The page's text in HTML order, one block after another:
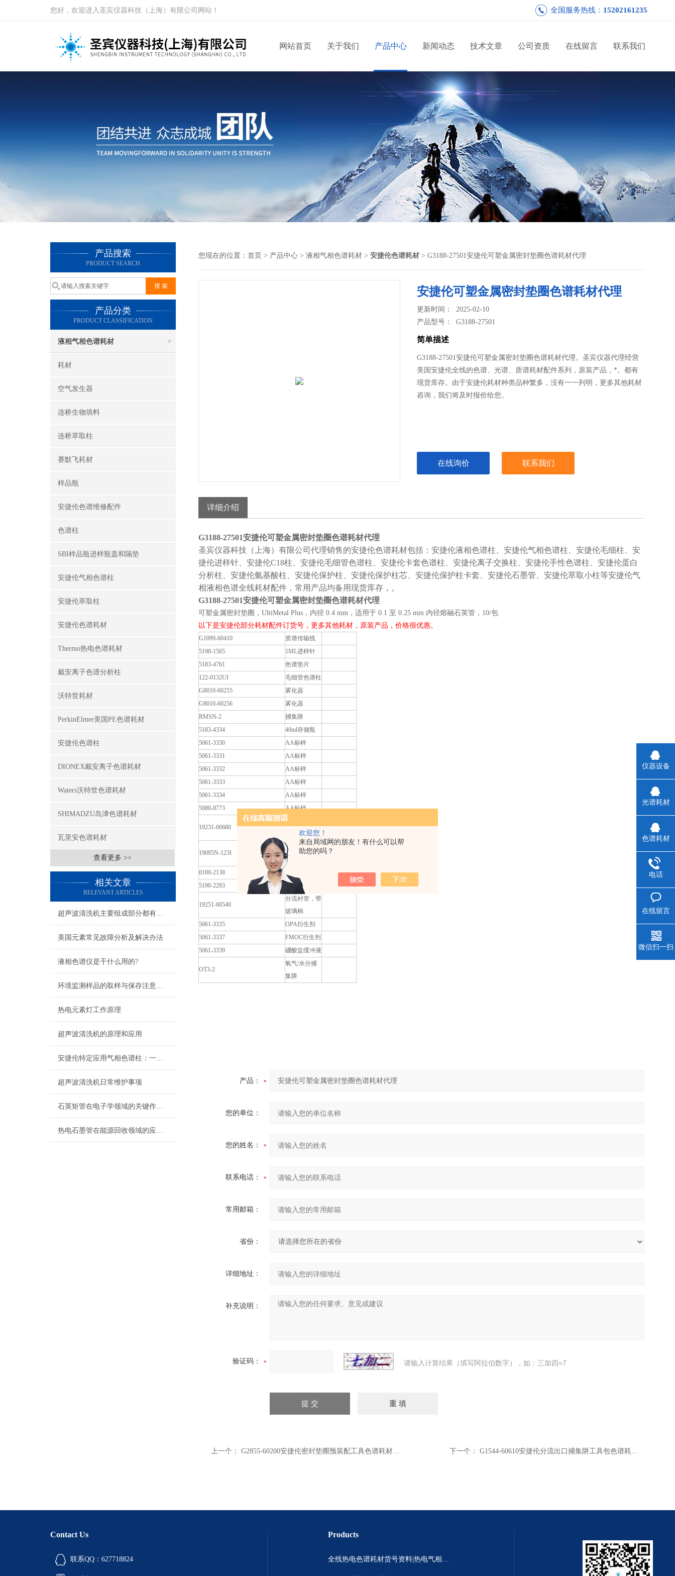
欢迎您！
来自局域网的朋友！有什么可以帮
助您的吗？
您好，欢迎进入圣宾仪器科技（上海）有限公司网站！ 全国服务热线： 15202161235
网站首页 关于我们 产品中心 新闻动态 技术文章 公司资质 在线留言 联系我们
产品搜索
PRODUCT SEARCH
产品分类
PRODUCT CLASSIFICATION
液相气相色谱耗材
耗材
空气发生器
连桥生物填料
连桥萃取柱
赛默飞耗材
样品瓶
安捷伦色谱维修配件
色谱柱
SBI样品瓶进样瓶盖和隔垫
安捷伦气相色谱柱
安捷伦萃取柱
安捷伦色谱耗材
Thermo热电色谱耗材
戴安离子色谱分析柱
沃特世耗材
PerkinElmer美国PE色谱耗材
安捷伦色谱柱
DIONEX戴安离子色谱耗材
Waters沃特世色谱耗材
SHIMADZU岛津色谱耗材
瓦里安色谱耗材
查看更多 >>
相关文章
RELEVANT ARTICLES
超声波清洗机主要组成部分都有哪些？
美国元素常见故障分析及解决办法
液相色谱仪是干什么用的?
环境监测样品的取样与保存注意事项（一）
热电元素灯工作原理
超声波清洗机的原理和应用
安捷伦特定应用气相色谱柱：一站式解决复杂分析难题
超声波清洗机日常维护事项
石英矩管在电子学领域的关键作用与应用
热电石墨管在能源回收领域的应用与实践
您现在的位置： 首页 > 产品中心 > 液相气相色谱耗材 > 安捷伦色谱耗材 > G3188-27501安捷伦可塑金属密封垫圈色谱耗材代理
安捷伦可塑金属密封垫圈色谱耗材代理
更新时间： 2025-02-10
产品型号：G3188-27501
简单描述
G3188-27501安捷伦可塑金属密封垫圈色谱耗材代理。圣宾仪器代理经营
美国安捷伦全线的色谱、光谱、质谱耗材配件系列，原装产品，*。都有
现货库存。由于安捷伦耗材种类品种繁多，没有一一列明，更多其他耗材
咨询，我们将及时报价给您。
在线询价 联系我们
详细介绍
G3188-27501安捷伦可塑金属密封垫圈色谱耗材代理
圣宾仪器科技（上海）有限公司 代理销售的安捷伦色谱耗材包括：安捷伦液相色谱柱、安捷伦气相色谱柱、安捷伦毛细柱、安
捷伦进样针、安捷伦C18柱、安捷伦毛细管色谱柱、安捷伦卡套色谱柱、安捷伦离子交换柱、安捷伦手性色谱柱、安捷伦蛋白
分析柱、安捷伦氨基酸柱、安捷伦保护柱、安捷伦保护柱芯、安捷伦保护柱卡套、安捷伦石墨管、安捷伦萃取小柱等安捷伦气
相液相色谱全线耗材配件，常用产品均备用现货库存，。
G3188-27501安捷伦可塑金属密封垫圈色谱耗材代理
可塑金属密封垫圈，UltiMetal Plus，内径 0.4 mm，适用于 0.1 至 0.25 mm 内径熔融石英管，10/包
以下是安捷伦部分耗材配件订货号，更多其他耗材，原装产品，价格很优惠。
G1099-60410
质谱传输线
5190-1565
1ML进样针
5183-4761
色谱垫片
122-0132UI
毛细管色谱柱
G8010-60255
雾化器
G8010-60256
雾化器
RMSN-2
捕集阱
5183-4334
40ml存储瓶
5061-3330
AA标样
5061-3331
AA标样
5061-3332
AA标样
5061-3333
AA标样
5061-3334
AA标样
5080-8773
AA标样
19231-60680
点火火花塞组
19095N-123I
HP-INNOWax
毛细管色谱柱
0100-2138
5190-2293
衬管
19251-60540
分流衬管，带
玻璃棉
5061-3335
OPA衍生剂
5061-3337
FMOC衍生剂
5061-3339
硼酸盐缓冲液
OT3-2
氧气/水分捕
集阱
产品：
您的单位：
您的姓名：
联系电话：
常用邮箱：
省份：
详细地址：
补充说明：
验证码： 请输入计算结果（填写阿拉伯数字），如：三加四=7
上一个： G2855-60200安捷伦密封垫圈预装配工具色谱耗材代理 下一个： G1544-60610安捷伦分流出口捕集阱工具包色谱耗材代理
Contact Us
联系QQ：627718824
Products
全线热电色谱耗材货号资料|热电气相色谱耗材货号|热电气相色谱耗材货号总代理
仪器设备
光谱耗材
色谱耗材
电话
在线留言
微信扫一扫